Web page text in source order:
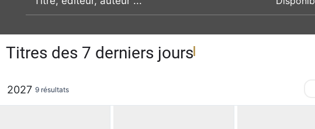
Titres des 7 derniers jours
2027 9 résultats